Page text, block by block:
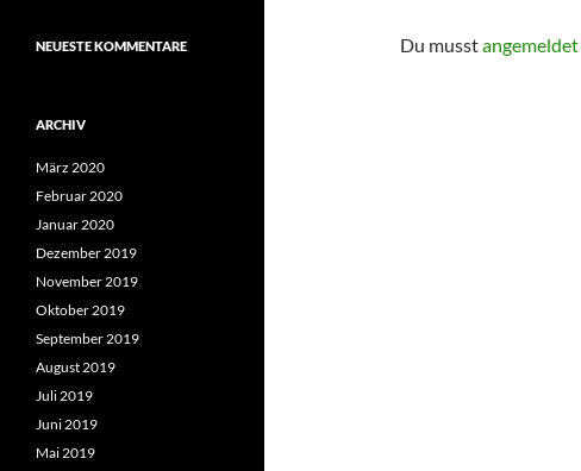
Du musstangemeldet
NEUESTE KOMMENTARE
ARCHIV
März 2020
Februar 2020
Januar 2020
Dezember 2019
November 2019
Oktober 2019
September 2019
August 2019
Juli 2019
Juni 2019
Mai 2019